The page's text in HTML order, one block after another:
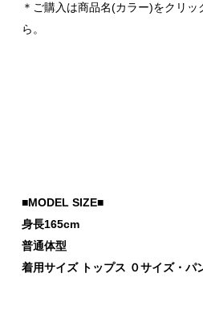
＊ご購入は商品名(カラー)をクリ
ら。
■MODEL SIZE■
身長165cm
普通体型
着用サイズ トップス ０サイズ・パ